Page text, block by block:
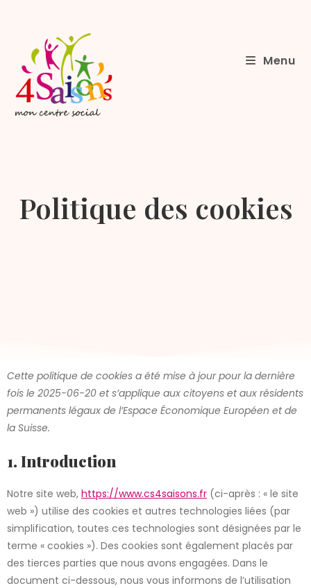
Menu
Politique des cookies
Cette politique de cookies a été mise à jour pour la dernière
fois le 2025-06-20 et s’applique aux citoyens et aux résidents
permanents légaux de l’Espace Économique Européen et de
la Suisse.
1. Introduction
Notre site web, https://www.cs4saisons.fr (ci-après : « le site
web ») utilise des cookies et autres technologies liées (par
simplification, toutes ces technologies sont désignées par le
terme « cookies »). Des cookies sont également placés par
des tierces parties que nous avons engagées. Dans le
document ci-dessous, nous vous informons de l’utilisation